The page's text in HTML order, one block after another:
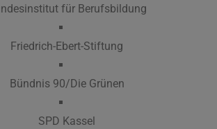
für Berufsbildung
Friedrich-Ebert-Stiftung
Bündnis 90/Die Grünen
SPD Kassel